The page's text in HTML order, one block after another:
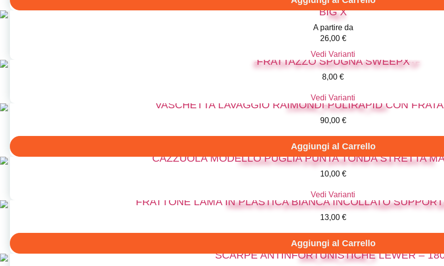
BIG X
A partire da
26,00 €
Vedi Varianti
FRATTAZZO SPUGNA SWEEPX
8,00 €
Vedi Varianti
VASCHETTA LAVAGGIO RAIMONDI PULIRAPID CON
90,00 €
Aggiungi al Carrello
CAZZUOLA MODELLO PUGLIA PUNTA TONDA STRETTA
10,00 €
Vedi Varianti
FRATTONE LAMA IN PLASTICA BIANCA INCOLLATO
13,00 €
Aggiungi al Carrello
SCARPE ANTINFORTUNISTICHE LEWER –